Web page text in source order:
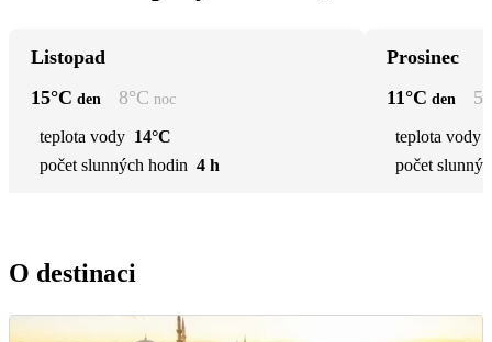
Listopad
15°C den 8°C noc
teplota vody 14°C
počet slunných hodin 4 h
Prosinec
11°C den 5
teplota vody
počet
O destinaci